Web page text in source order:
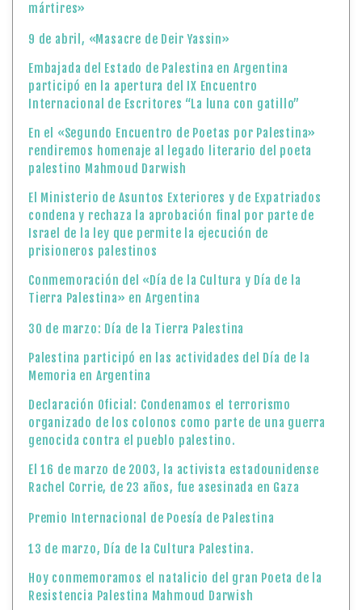
mártires»
9 de abril, «Masacre de Deir Yassin»
Embajada del Estado de Palestina en Argentina
participó en la apertura del IX Encuentro
Internacional de Escritores “La luna con gatillo”
En el «Segundo Encuentro de Poetas por Palestina»
rendiremos homenaje al legado literario del poeta
palestino Mahmoud Darwish
El Ministerio de Asuntos Exteriores y de Expatriados
condena y rechaza la aprobación final por parte de
Israel de la ley que permite la ejecución de
prisioneros palestinos
Conmemoración del «Día de la Cultura y Día de la
Tierra Palestina» en Argentina
30 de marzo: Día de la Tierra Palestina
Palestina participó en las actividades del Día de la
Memoria en Argentina
Declaración Oficial: Condenamos el terrorismo
organizado de los colonos como parte de una guerra
genocida contra el pueblo palestino.
El 16 de marzo de 2003, la activista estadounidense
Rachel Corrie, de 23 años, fue asesinada en Gaza
Premio Internacional de Poesía de Palestina
13 de marzo, Día de la Cultura Palestina.
Hoy conmemoramos el natalicio del gran Poeta de la
Resistencia Palestina Mahmoud Darwish